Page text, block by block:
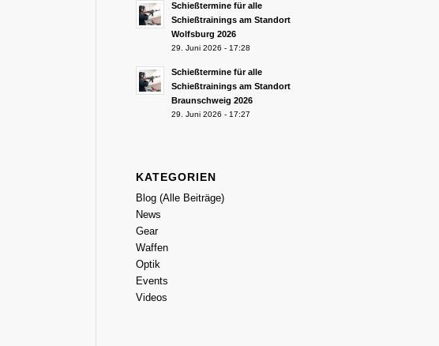
Schießtermine für alle
Schießtrainings am Standort
Wolfsburg 2026
29. Juni 2026 - 17:28
Schießtermine für alle
Schießtrainings am Standort
Braunschweig 2026
29. Juni 2026 - 17:27
KATEGORIEN
Blog (Alle Beiträge)
News
Gear
Waffen
Optik
Events
Videos